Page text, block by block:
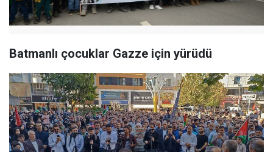
Batmanlı çocuklar Gazze için yürüdü